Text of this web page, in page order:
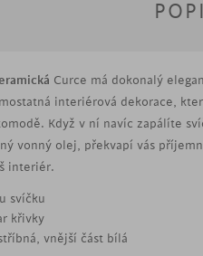
Curce má dokonalý
interiérová dekorace,
Když v ní navíc zapálíte
vonný olej, překvapí vás
interiér.
svíčku
křivky
vnější část bílá